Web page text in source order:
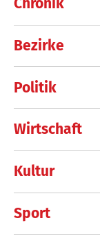
Bezirke
Politik
Wirtschaft
Kultur
Sport